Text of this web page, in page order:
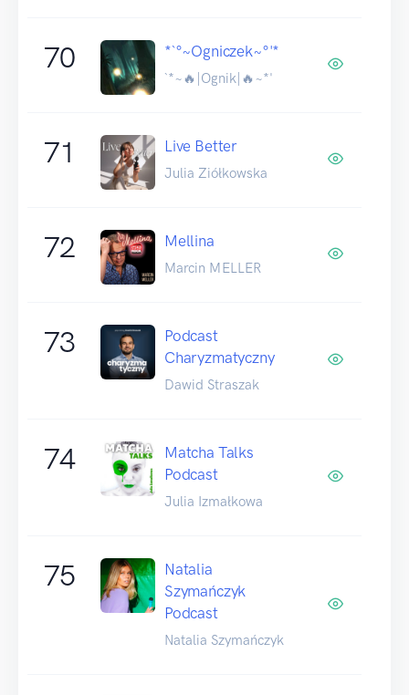
70 *`°~Ogniczek~°'*
`*~🔥|Ognik|🔥~*'
71 Live Better
Julia Ziółkowska
72 Mellina
Marcin MELLER
73
Podcast
Charyzmatyczny
Dawid Straszak
74
Matcha Talks
Podcast
Julia Izmałkowa
75
Natalia
Szymańczyk
Podcast
Natalia Szymańczyk